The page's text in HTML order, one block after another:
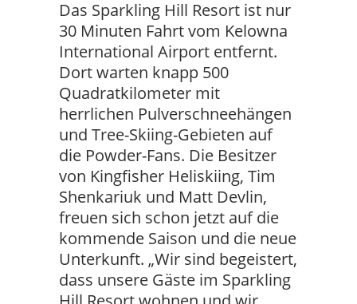
Das Sparkling Hill Resort ist nur
30 Minuten Fahrt vom Kelowna
International Airport entfernt.
Dort warten knapp 500
Quadratkilometer mit
herrlichen Pulverschneehängen
und Tree-Skiing-Gebieten auf
die Powder-Fans. Die Besitzer
von Kingfisher Heliskiing, Tim
Shenkariuk und Matt Devlin,
freuen sich schon jetzt auf die
kommende Saison und die neue
Unterkunft. „Wir sind begeistert,
dass unsere Gäste im Sparkling